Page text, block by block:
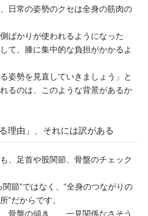
日常の姿勢のクセは全身の筋肉の
ばかりが使われるようになった
て、膝に集中的な負担がかかるよ
姿勢を見直していきましょう」と
るのは、このような背景があるか
理由」、それには訳がある
、足首や股関節、骨盤のチェック
節”ではなく、“全身のつながりの
”だからです。
骨盤の傾き……一見関係なさそう